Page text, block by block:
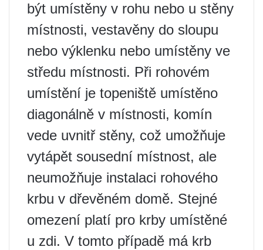
být umístěny v rohu nebo u stěny
místnosti, vestavěny do sloupu
nebo výklenku nebo umístěny ve
středu místnosti. Při rohovém
umístění je topeniště umístěno
diagonálně v místnosti, komín
vede uvnitř stěny, což umožňuje
vytápět sousední místnost, ale
neumožňuje instalaci rohového
krbu v dřevěném domě. Stejné
omezení platí pro krby umístěné
u zdi. V tomto případě má krb